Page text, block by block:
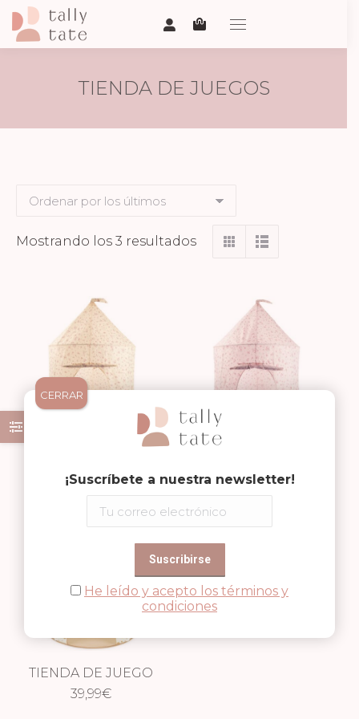
TIENDA DE JUEGOS
Mostrando los 3 resultadosOrdenado
VINTAGE FLOWERS
39,99€
DREAMY
FLOWERS
39,99€
TIENDA DE JUEGO
DOTS
39,99€
¡Suscríbete a nuestra newsletter!
He leído y acepto los términos y
condiciones
CERRAR